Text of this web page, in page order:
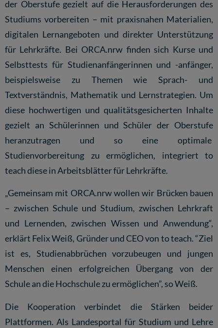
der Oberstufe gezielt auf die Herausforderungen des
Studiums vorbereiten – mit praxisnahen Materialien,
digitalen Lernangeboten und direkter Unterstützung
für Lehrkräfte. Bei ORCA.nrw finden sich Kurse und
Selbsttests für Studienanfängerinnen und -anfänger,
beispielsweise zu Themen wie Sprach- und
Textverständnis, Mathematik und Lernstrategien. Um
diese hochwertigen und qualitätsgesicherten Inhalte
gezielt an Schülerinnen und Schüler der Oberstufe
heranzutragen und so eine optimale
Studienvorbereitung zu ermöglichen, integriert to
teach diese in Arbeitsblätter für Lehrkräfte.
„Gemeinsam mit ORCA.nrw wollen wir Brücken bauen
– zwischen Schule und Studium, zwischen Lehrkraft
und Lernenden, zwischen Wissen und Anwendung“,
erklärt Felix Weiß, Gründer und CEO von to teach. “Ziel
ist es, Studienabbrüchen vorzubeugen und jungen
Menschen einen erfolgreichen Übergang von der
Schule an die Hochschule zu ermöglichen”, so Weiß.
Die Kooperation verbindet die Stärken beider
Plattformen. Als Landesportal für Studium und Lehre